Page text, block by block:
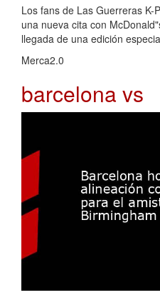
Los fans de Las Guerreras K-
una nueva cita con
llegada de una edición
Merca2.0
barcelona vs